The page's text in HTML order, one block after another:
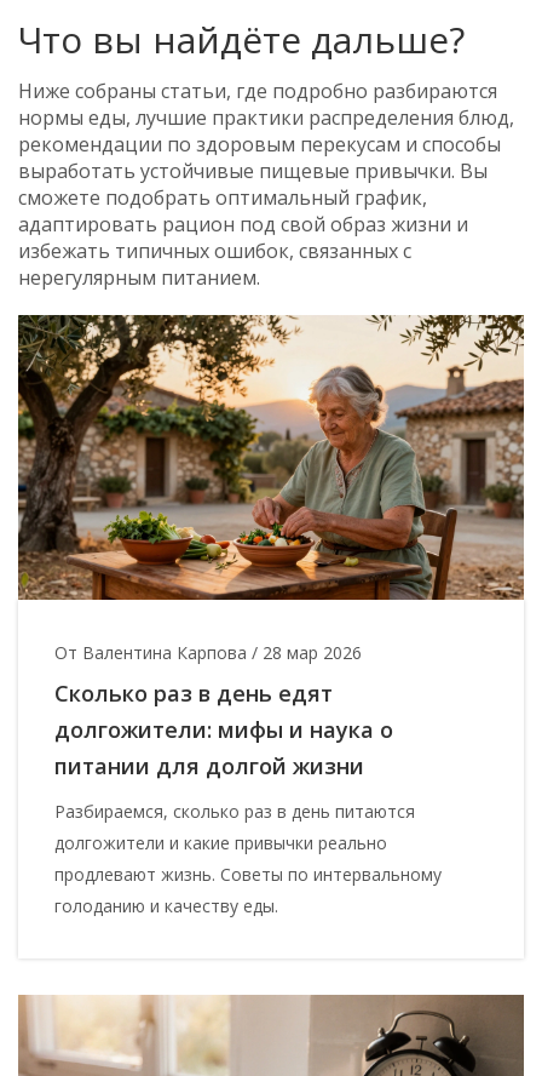
Что вы найдёте дальше?
Ниже собраны статьи, где подробно разбираются
нормы еды, лучшие практики распределения блюд,
рекомендации по здоровым перекусам и способы
выработать устойчивые пищевые привычки. Вы
сможете подобрать оптимальный график,
адаптировать рацион под свой образ жизни и
избежать типичных ошибок, связанных с
нерегулярным питанием.
От Валентина Карпова / 28 мар 2026
Сколько раз в день едят
долгожители: мифы и наука о
питании для долгой жизни
Разбираемся, сколько раз в день питаются
долгожители и какие привычки реально
продлевают жизнь. Советы по интервальному
голоданию и качеству еды.